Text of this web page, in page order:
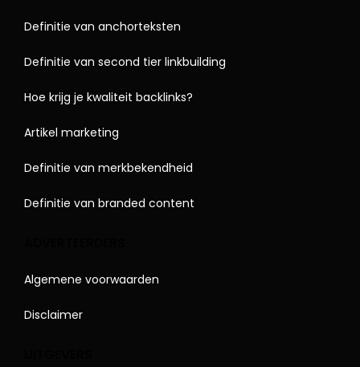
Definitie van anchorteksten
Definitie van second tier linkbuilding
Hoe krijg je kwaliteit backlinks?
Artikel marketing
Definitie van merkbekendheid
Definitie van branded content
Algemene voorwaarden
Disclaimer